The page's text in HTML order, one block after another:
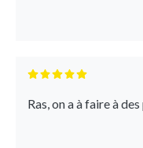
Ras, on a à faire à